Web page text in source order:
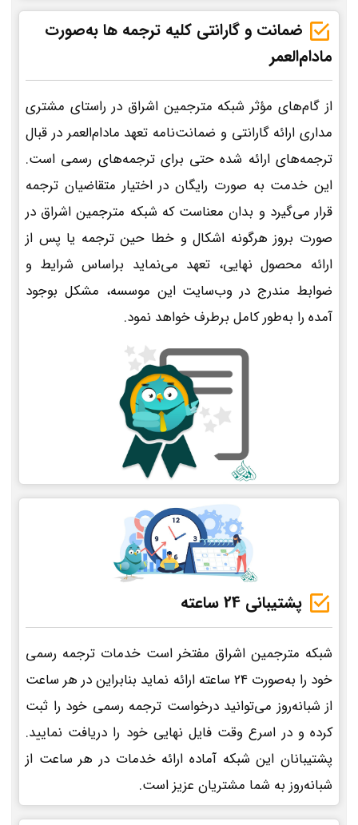
ضمانت و گارانتی کلیه ترجمه ها به‌صورت
مادام‌العمر
از گام‌های مؤثر شبکه مترجمین اشراق در راستای مشتری
مداری ارائه گارانتی و ضمانت‌نامه تعهد مادام‌العمر در قبال
ترجمه‌های ارائه شده حتی برای ترجمه‌های رسمی است.
این خدمت به صورت رایگان در اختیار متقاضیان ترجمه
قرار می‌گیرد و بدان معناست که شبکه مترجمین اشراق در
صورت بروز هرگونه اشکال و خطا حین ترجمه یا پس از
ارائه محصول نهایی، تعهد می‌نماید براساس شرایط و
ضوابط مندرج در وب‌سایت این موسسه، مشکل بوجود
آمده را به‌طور کامل برطرف خواهد نمود.
پشتیبانی 24 ساعته
شبکه مترجمین اشراق مفتخر است خدمات ترجمه رسمی
خود را به‌صورت 24 ساعته ارائه نماید بنابراین در هر ساعت
از شبانه‌روز می‌توانید درخواست ترجمه رسمی خود را ثبت
کرده و در اسرع وقت فایل نهایی خود را دریافت نمایید.
پشتیبانان این شبکه آماده ارائه خدمات در هر ساعت از
شبانه‌روز به شما مشتریان عزیز است.